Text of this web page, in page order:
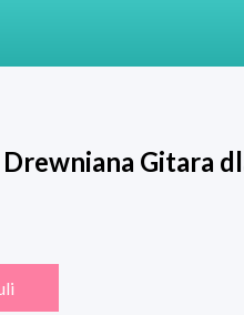
Drewniana Gitara